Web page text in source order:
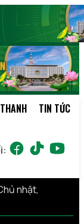
TIN TỨC
nhật,